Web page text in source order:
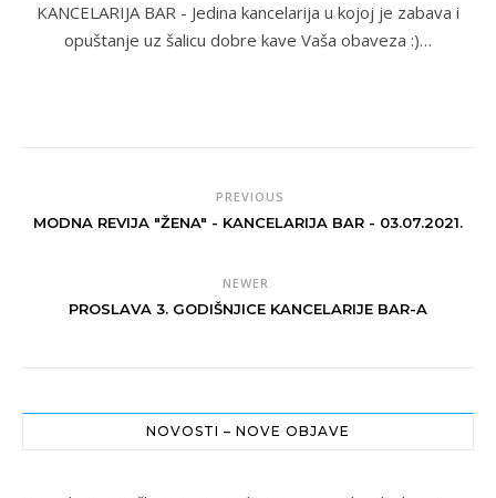
KANCELARIJA BAR - Jedina kancelarija u kojoj je zabava i
opuštanje uz šalicu dobre kave Vaša obaveza :)…
PREVIOUS
MODNA REVIJA "ŽENA" - KANCELARIJA BAR - 03.07.2021.
NEWER
PROSLAVA 3. GODIŠNJICE KANCELARIJE BAR-A
NOVOSTI – NOVE OBJAVE